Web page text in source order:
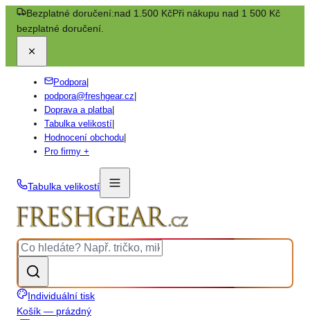
Bezplatné doručení:nad 1.500 KčPři nákupu nad 1 500 Kč
bezplatné doručení.
Podpora|
podpora@freshgear.cz
Doprava a platba|
Tabulka velikostí
Hodnocení obchodu
Pro firmy +
Tabulka velikostí
Individuální tisk
Košík — prázdný